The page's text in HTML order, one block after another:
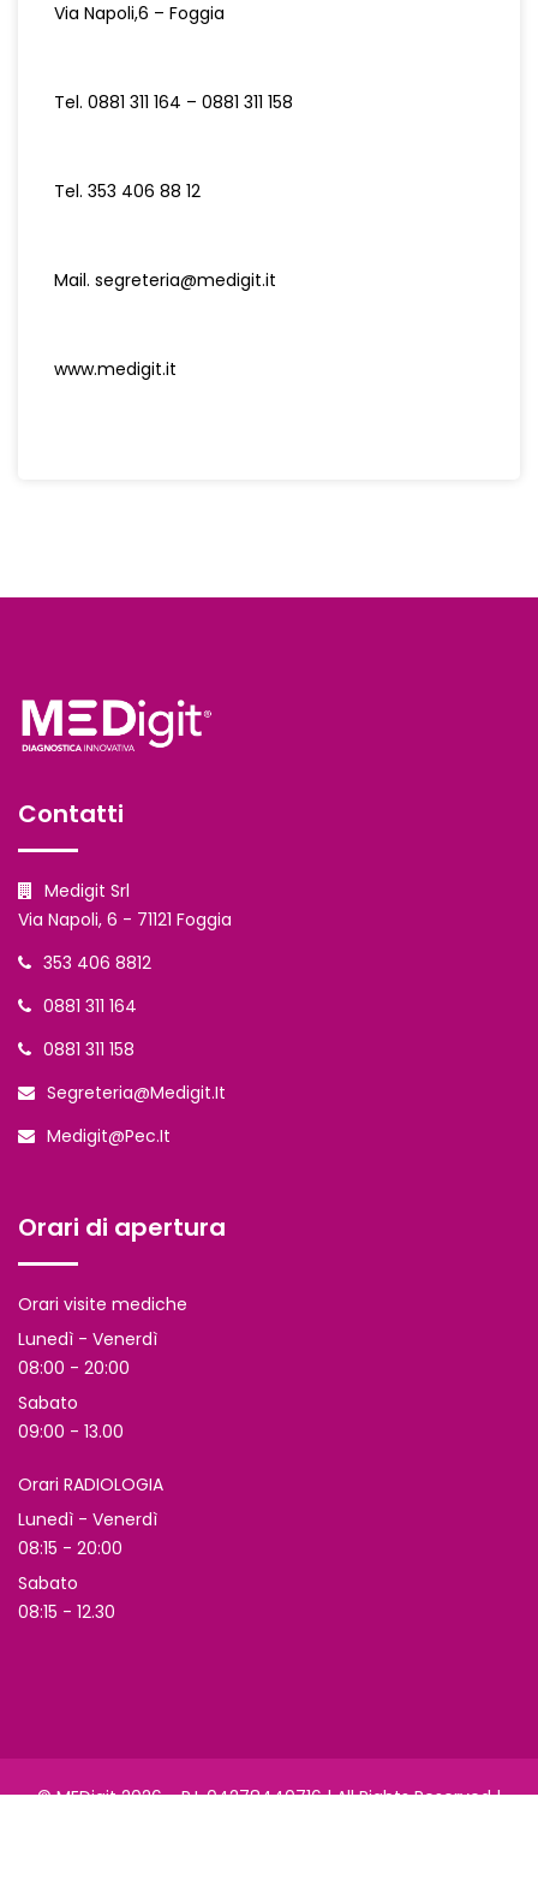
Via Napoli,6 – Foggia
Tel. 0881 311 164 – 0881 311 158
Tel. 353 406 88 12
Mail. segreteria@medigit.it
www.medigit.it
Contatti
Medigit Srl
Via Napoli, 6 - 71121 Foggia
353 406 8812
0881 311 164
0881 311 158
Segreteria@medigit.it
Medigit@pec.it
Orari di apertura
Orari visite mediche
Lunedì - Venerdì
08:00 - 20:00
Sabato
09:00 - 13.00
Orari RADIOLOGIA
Lunedì - Venerdì
08:15 - 20:00
Sabato
08:15 - 12.30
© MEDigit 2026 - P.I. 04278440716 | All Rights Reserved |